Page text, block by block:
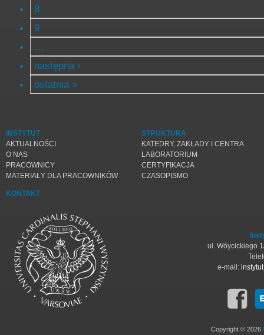
8
9
…
następna ›
ostatnia »
INSTYTUT
AKTUALNOŚCI
O NAS
PRACOWNICY
MATERIAŁY DLA PRACOWNIKÓW
KONTAKT
STRUKTURA
KATEDRY, ZAKŁADY I CENTRA
LABORATORIUM
CERTYFIKACJA
CZASOPISMO
ul. Wóycickiego
e-mail:
Copyright © 2026